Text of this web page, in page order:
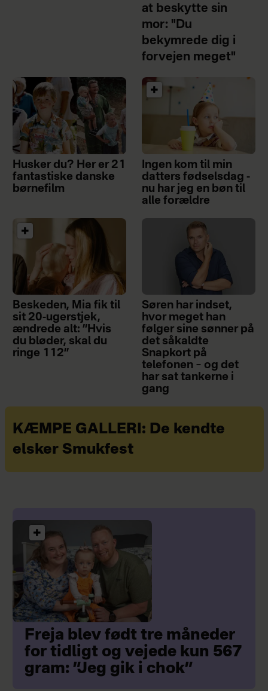
at beskytte sin
mor: "Du
bekymrede dig i
forvejen meget"
Husker du? Her er 21
fantastiske danske
børnefilm
Ingen kom til min
datters fødselsdag -
nu har jeg en bøn til
alle forældre
Beskeden, Mia fik til
sit 20-ugerstjek,
ændrede alt: ”Hvis
du bløder, skal du
ringe 112”
Søren har indset,
hvor meget han
følger sine sønner på
det såkaldte
Snapkort på
telefonen – og det
har sat tankerne i
gang
KÆMPE GALLERI: De kendte
elsker Smukfest
Freja blev født tre måneder
for tidligt og vejede kun 567
gram: ”Jeg gik i chok”